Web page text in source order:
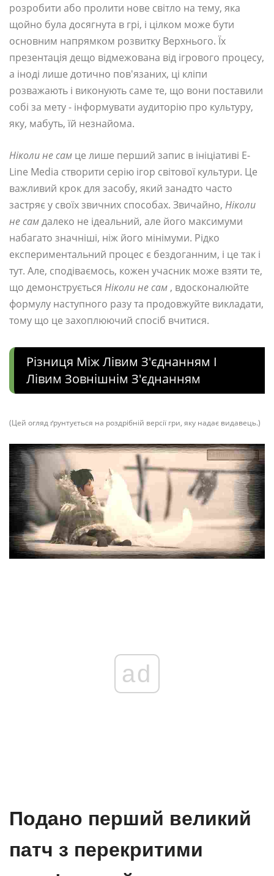
розробити або пролити нове світло на тему, яка
щойно була досягнута в грі, і цілком може бути
основним напрямком розвитку Верхнього. Їх
презентація дещо відмежована від ігрового процесу,
а іноді лише дотично пов'язаних, ці кліпи
розважають і виконують саме те, що вони поставили
собі за мету - інформувати аудиторію про культуру,
яку, мабуть, їй незнайома.
Ніколи не сам це лише перший запис в ініціативі E-
Line Media створити серію ігор світової культури. Це
важливий крок для засобу, який занадто часто
застряє у своїх звичних способах. Звичайно, Ніколи
не самдалеко не ідеальний, але його максимуми
набагато значніші, ніж його мінімуми. Рідко
експериментальний процес є бездоганним, і це так і
тут. Але, сподіваємось, кожен учасник може взяти те,
що демонструється Ніколи не сам , вдосконалюйте
формулу наступного разу та продовжуйте викладати,
тому що це захоплюючий спосіб вчитися.
Різниця Між Лівим З'єднанням І
Лівим Зовнішнім З'єднанням
(Цей огляд ґрунтується на роздрібній версії гри, яку надає видавець.)
ad
Подано перший великий
патч з перекритими